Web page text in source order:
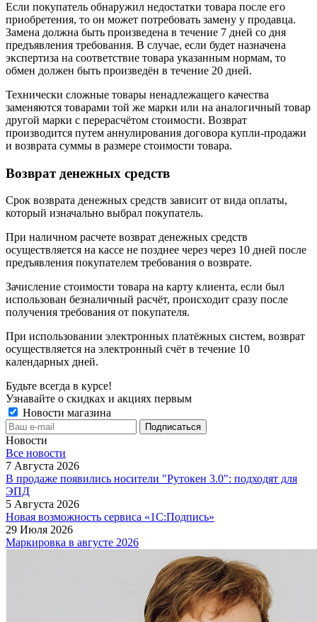
Если покупатель обнаружил недостатки товара после его
приобретения, то он может потребовать замену у продавца.
Замена должна быть произведена в течение 7 дней со дня
предъявления требования. В случае, если будет назначена
экспертиза на соответствие товара указанным нормам, то
обмен должен быть произведён в течение 20 дней.
Технически сложные товары ненадлежащего качества
заменяются товарами той же марки или на аналогичный товар
другой марки с перерасчётом стоимости. Возврат
производится путем аннулирования договора купли-продажи
и возврата суммы в размере стоимости товара.
Возврат денежных средств
Срок возврата денежных средств зависит от вида оплаты,
который изначально выбрал покупатель.
При наличном расчете возврат денежных средств
осуществляется на кассе не позднее через через 10 дней после
предъявления покупателем требования о возврате.
Зачисление стоимости товара на карту клиента, если был
использован безналичный расчёт, происходит сразу после
получения требования от покупателя.
При использовании электронных платёжных систем, возврат
осуществляется на электронный счёт в течение 10
календарных дней.
Будьте всегда в курсе!
Узнавайте о скидках и акциях первым
Новости магазина
Новости
Все новости
7 Августа 2026
В продаже появились носители "Рутокен 3.0": подходят для
ЭПД
5 Августа 2026
Новая возможность сервиса «1С:Подпись»
29 Июля 2026
Маркировка в августе 2026